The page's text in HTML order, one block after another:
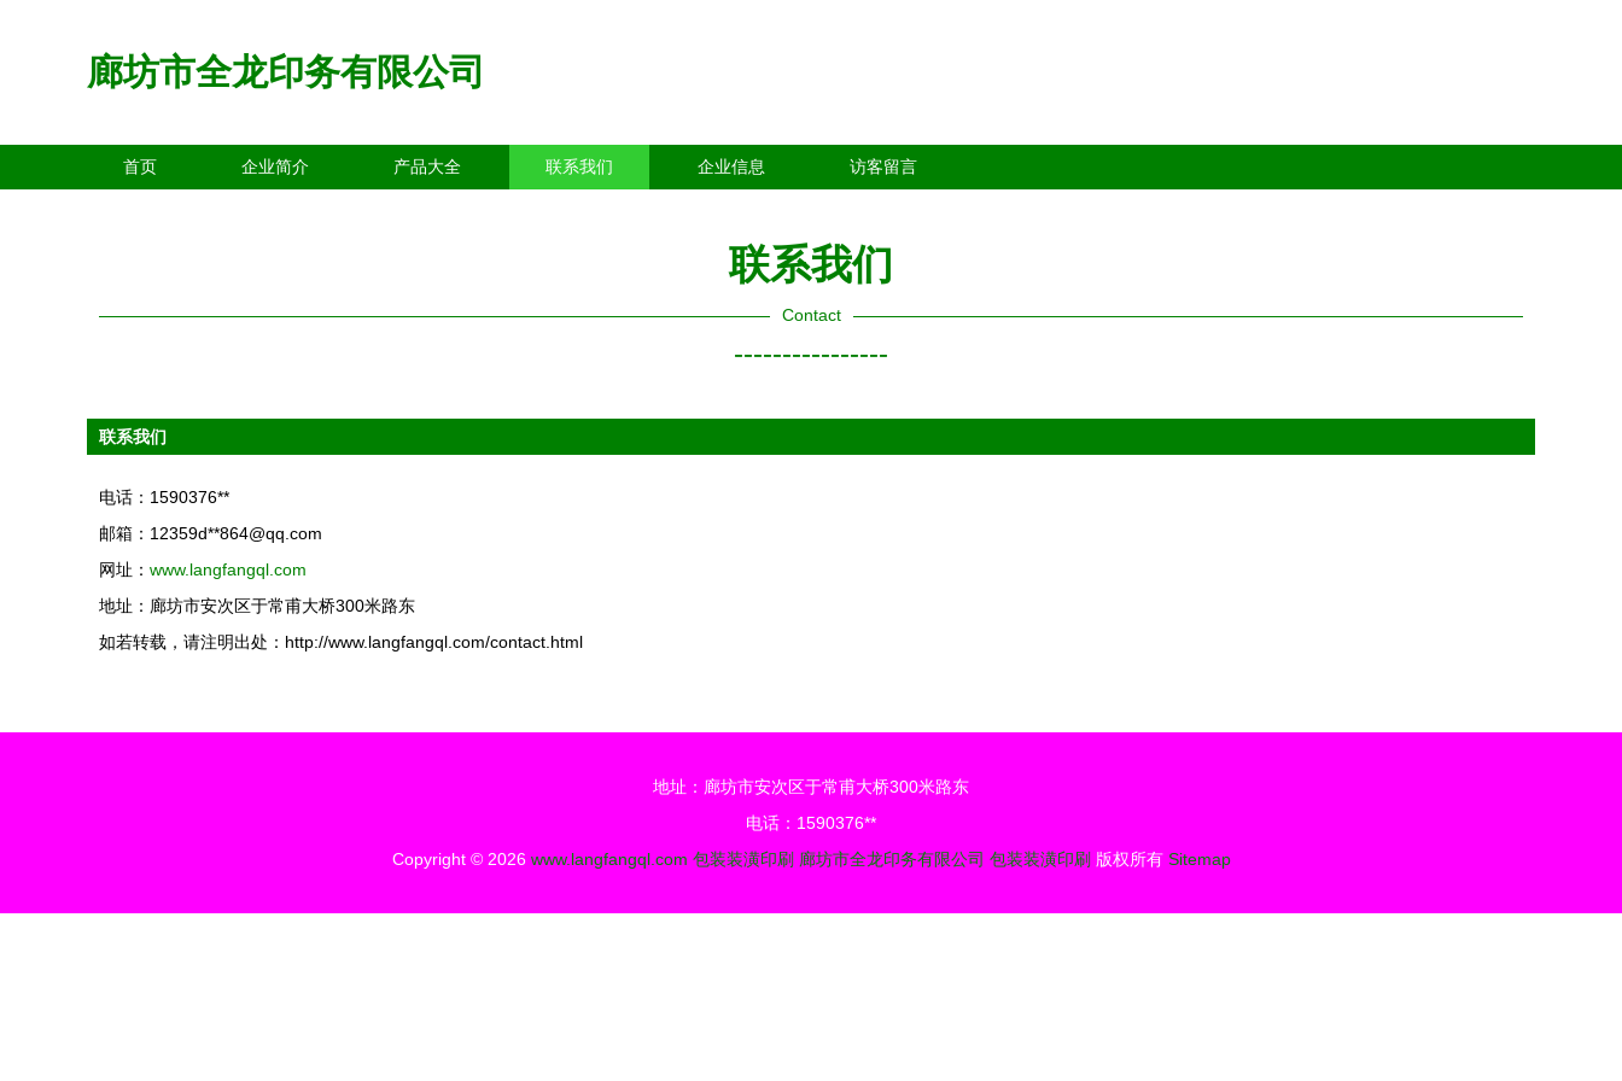
廊坊市全龙印务有限公司
首页 企业简介 产品大全 联系我们 企业信息 访客留言
联系我们
Contact
----------------
联系我们
电话：1590376**
邮箱：12359d**864@qq.com
网址： www.langfangql.com
地址：廊坊市安次区于常甫大桥300米路东
如若转载，请注明出处：http://www.langfangql.com/contact.html
地址：廊坊市安次区于常甫大桥300米路东
电话：1590376**
Copyright © 2026 www.langfangql.com 包装装潢印刷 廊坊市全龙印务有限公司 包装装潢印刷 版权所有 Sitemap